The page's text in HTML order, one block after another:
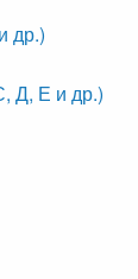
др.)
Д, Е и др.)